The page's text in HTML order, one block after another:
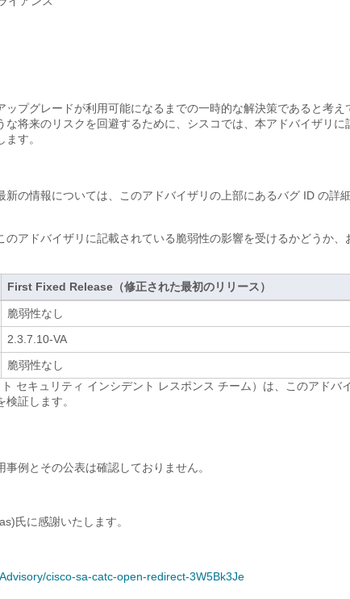
プグレードが利用可能になるまでの一時的な解決策であると考え
将来のリスクを回避するために、シスコでは、本アドバイザリに
す。
の情報については、このアドバイザリの上部にあるバグ ID の詳
アドバイザリに記載されている脆弱性の影響を受けるかどうか、
First Fixed Release（修正された最初のリリース）
脆弱性なし
2.3.7.10-VA
脆弱性なし
セキュリティ インシデント レスポンス チーム）は、このアドバ
証します。
例とその公表は確認しておりません。
氏に感謝いたします。
cisco-sa-catc-open-redirect-3W5Bk3Je